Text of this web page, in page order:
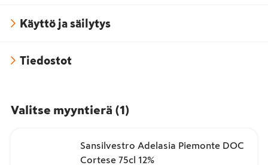
Käyttö ja säilytys
Tiedostot
Valitse myyntierä (1 )
Sansilvestro Adelasia Piemonte DOC
Cortese 75cl 12%